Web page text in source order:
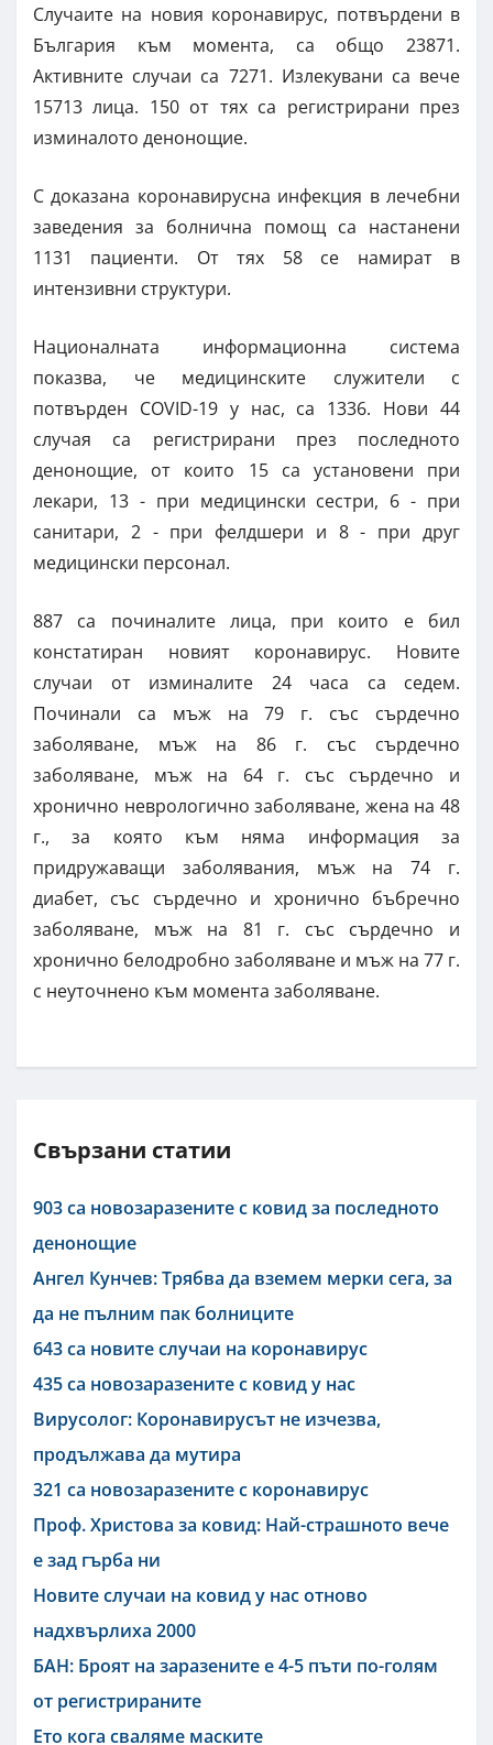
Случаите на новия коронавирус, потвърдени в
България към момента, са общо 23871.
Активните случаи са 7271. Излекувани са вече
15713 лица. 150 от тях са регистрирани през
изминалото денонощие.
С доказана коронавирусна инфекция в лечебни
заведения за болнична помощ са настанени
1131 пациенти. От тях 58 се намират в
интензивни структури.
Националната информационна система
показва, че медицинските служители с
потвърден COVID-19 у нас, са 1336. Нови 44
случая са регистрирани през последното
денонощие, от които 15 са установени при
лекари, 13 - при медицински сестри, 6 - при
санитари, 2 - при фелдшери и 8 - при друг
медицински персонал.
887 са починалите лица, при които е бил
констатиран новият коронавирус. Новите
случаи от изминалите 24 часа са седем.
Починали са мъж на 79 г. със сърдечно
заболяване, мъж на 86 г. със сърдечно
заболяване, мъж на 64 г. със сърдечно и
хронично неврологично заболяване, жена на 48
г., за която към няма информация за
придружаващи заболявания, мъж на 74 г.
диабет, със сърдечно и хронично бъбречно
заболяване, мъж на 81 г. със сърдечно и
хронично белодробно заболяване и мъж на 77 г.
с неуточнено към момента заболяване.
Свързани статии
903 са новозаразените с ковид за последното
денонощие
Ангел Кунчев: Трябва да вземем мерки сега, за
да не пълним пак болниците
643 са новите случаи на коронавирус
435 са новозаразените с ковид у нас
Вирусолог: Коронавирусът не изчезва,
продължава да мутира
321 са новозаразените с коронавирус
Проф. Христова за ковид: Най-страшното вече
е зад гърба ни
Новите случаи на ковид у нас отново
надхвърлиха 2000
БАН: Броят на заразените е 4-5 пъти по-голям
от регистрираните
Ето кога сваляме маските